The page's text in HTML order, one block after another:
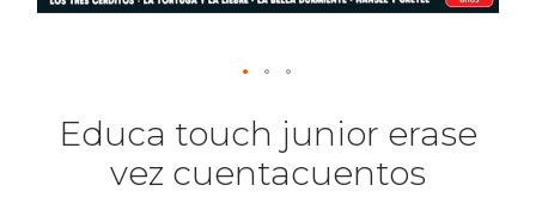
Educa touch junior erase
vez cuentacuentos